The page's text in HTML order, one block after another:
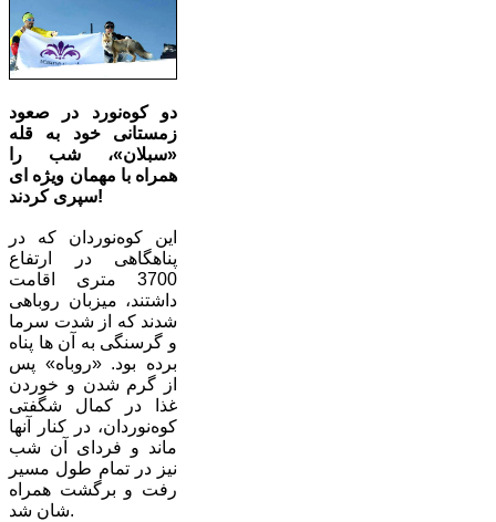
دو کوه‌نورد در صعود
زمستانی خود به قله
«سبلان»، شب را
همراه با مهمان ویژه ای
سپری کردند!
این کوه‌نوردان که در
پناهگاهی در ارتفاع
3700 متری اقامت
داشتند، میزبان روباهی
شدند که از شدت سرما
و گرسنگی به آن ها پناه
برده بود. «روباه» پس
از گرم شدن و خوردن
غذا در کمال شگفتی
کوه‌نوردان، در کنار آنها
ماند و فردای آن شب
نیز در تمام طول مسیر
رفت و برگشت همراه
شان شد.